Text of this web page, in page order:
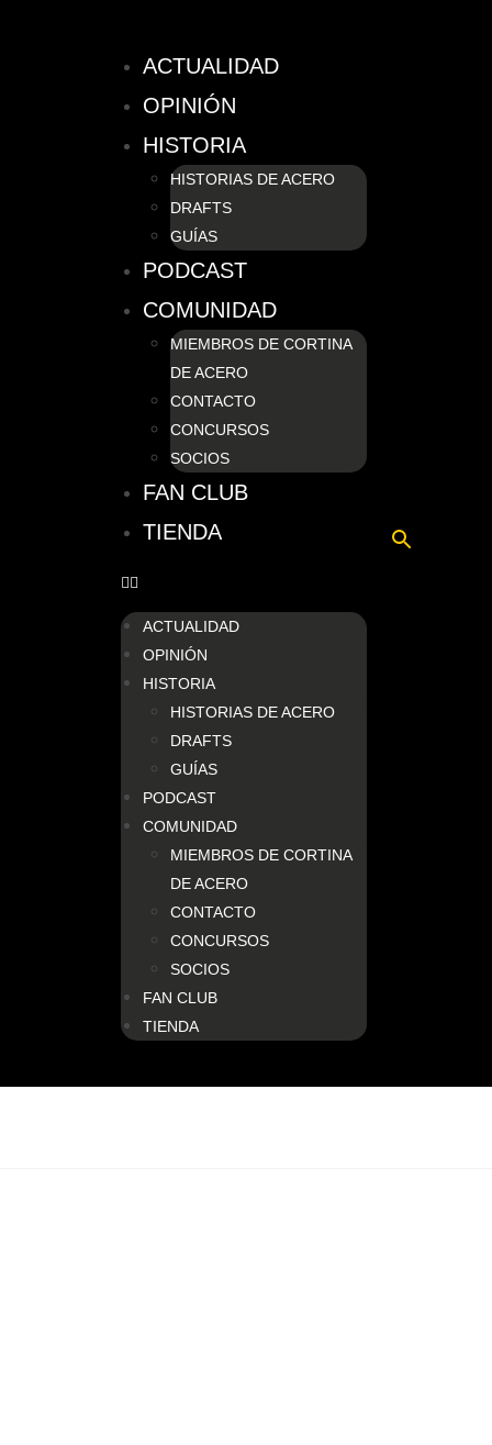
ACTUALIDAD
OPINIÓN
HISTORIA
HISTORIAS DE ACERO
DRAFTS
GUÍAS
PODCAST
COMUNIDAD
MIEMBROS DE CORTINA
DE ACERO
CONTACTO
CONCURSOS
SOCIOS
FAN CLUB
TIENDA
ACTUALIDAD
OPINIÓN
HISTORIA
HISTORIAS DE ACERO
DRAFTS
GUÍAS
PODCAST
COMUNIDAD
MIEMBROS DE CORTINA
DE ACERO
CONTACTO
CONCURSOS
SOCIOS
FAN CLUB
TIENDA